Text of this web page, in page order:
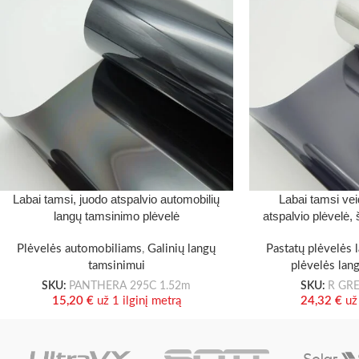
Labai tamsi, juodo atspalvio automobilių
langų tamsinimo plėvelė
Plėvelės automobiliams,Galinių langų
tamsinimui
SKU: PANTHERA 295C 1.52m
15,20 € už 1 ilginį metrą
Labai tamsi
atspalvio plėvelė,
Pastatų plėvelės
plėvelės
SKU: R
24,32€